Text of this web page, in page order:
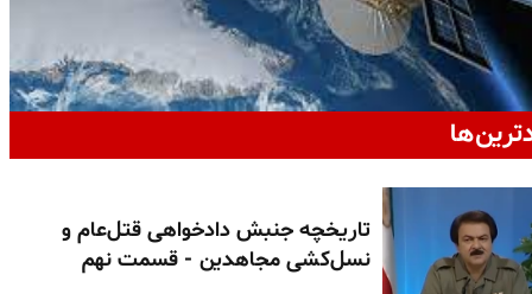
تاریخچه جنبش دادخواهی قتل‌عام و
نسل‌کشی مجاهدین - قسمت نهم